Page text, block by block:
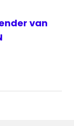
van